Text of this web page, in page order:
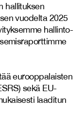
hallituksen
vuodelta 2025
hallinto-
eurooppalaisten
sekä EU-
laaditun